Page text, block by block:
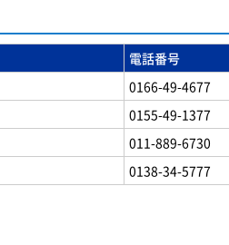
電話番号
0166-49-4677
0155-49-1377
011-889-6730
0138-34-5777